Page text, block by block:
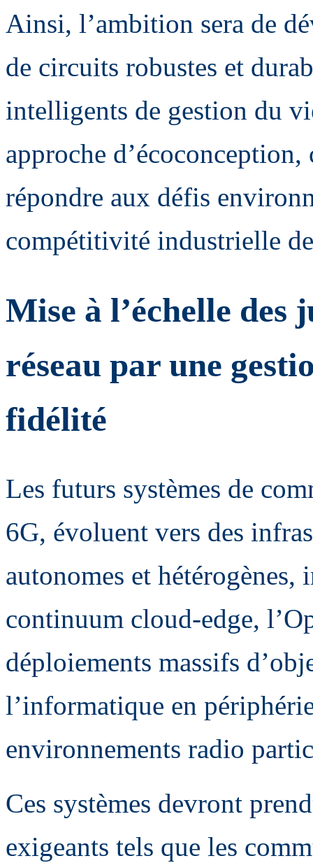
Ainsi, l’ambition sera de
de circuits robustes et
intelligents de gestion du
approche
répondre aux défis
compétitivité industrielle
Mise à l’échelle des
réseau par une
fidélité
Les futurs systèmes de
6G, évoluent vers des
autonomes et hétérogènes,
continuum cloud-edge,
déploiements massifs
l’informatique en
environnements radio
Ces systèmes devront
exigeants tels que les